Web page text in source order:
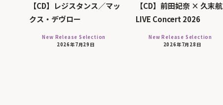
【CD】レジスタンス／マッ
クス・デヴロー
New Release Selection
2026年7月29日
【CD】前田妃奈 × 久末航
LIVE Concert 2026
New Release Selection
2026年7月28日